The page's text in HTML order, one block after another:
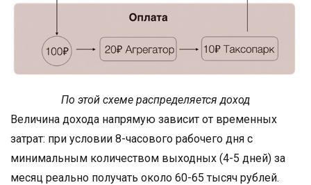
По этой схеме распределяется доход
Величина дохода напрямую зависит от временных
затрат: при условии 8-часового рабочего дня с
минимальным количеством выходных (4-5 дней) за
месяц реально получать около 60-65 тысяч рублей.